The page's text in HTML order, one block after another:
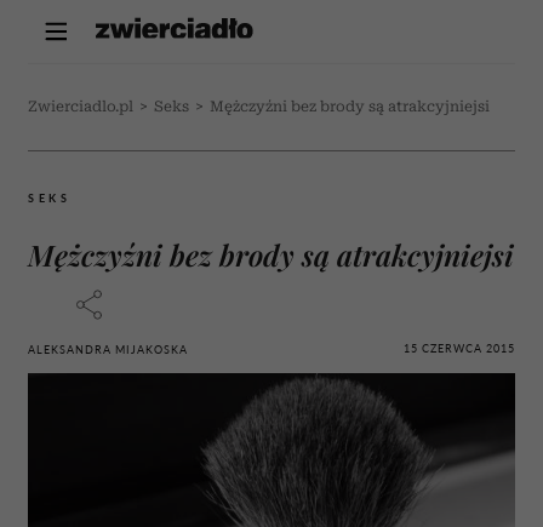
Zwierciadlo.pl > Seks > Mężczyźni bez brody są atrakcyjniejsi
SEKS
Mężczyźni bez brody są atrakcyjniejsi
ALEKSANDRA MIJAKOSKA 15 CZERWCA 2015